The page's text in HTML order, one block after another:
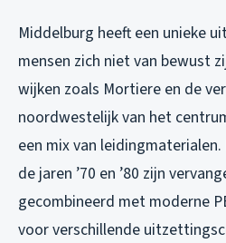
Middelburg heeft een unieke
mensen zich niet van bewust
wijken zoals Mortiere en de
noordwestelijk van het
een mix van
de jaren ’70 en ’80 zijn
gecombineerd met moderne
voor verschillende